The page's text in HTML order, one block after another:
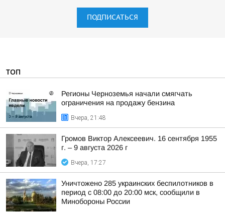
ПОДПИСАТЬСЯ
ТОП
Регионы Черноземья начали смягчать
ограничения на продажу бензина
Вчера, 21:48
Громов Виктор Алексеевич. 16 сентября 1955
г. – 9 августа 2026 г
Вчера, 17:27
Уничтожено 285 украинских беспилотников в
период с 08:00 до 20:00 мск, сообщили в
Минобороны России